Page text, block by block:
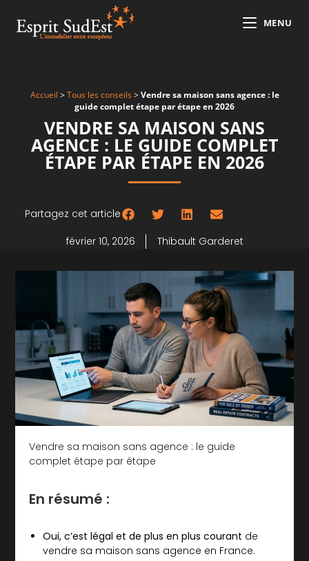
MENU
Accueil >Tous les conseils>Vendre sa maison sans agence : le
guide complet étape par étape en 2026
VENDRE SA MAISON SANS
AGENCE : LE GUIDE COMPLET
ÉTAPE PAR ÉTAPE EN 2026
Partagez cet article
février 10, 2026
Thibault Garderet
Vendre sa maison sans agence : le guide
complet étape par étape
En résumé :
Oui, c’est légal et de plus en plus courant de
vendre sa maison sans agence en France.